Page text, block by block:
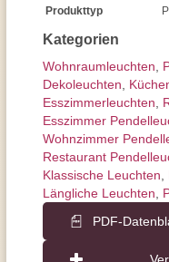
Kategorien
Wohnraum­leuchten
Dekoleuchten
Esszimmer­­leuchten
Esszimmer
Wohnzimmer
Restaurant
Klassische Leuchten
Längliche Leuchten
PDF-
Produkttyp